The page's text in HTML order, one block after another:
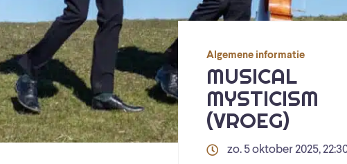
Algemene informatie
MUSICAL
MYSTICISM
(VROEG)
zo. 5 oktober 2025,